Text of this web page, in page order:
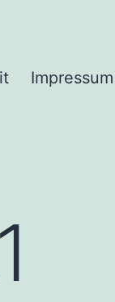
Impressum